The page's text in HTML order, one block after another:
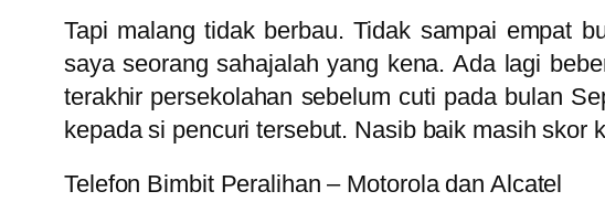
Tapi malang tidak berbau. Tidak sampai empat
saya seorang sahajalah yang kena. Ada lagi
terakhir persekolahan sebelum cuti pada bulan
kepada si pencuri tersebut. Nasib baik masih skor
Telefon Bimbit Peralihan – Motorola dan Alcatel